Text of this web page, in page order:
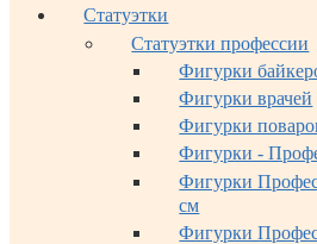
Статуэтки
Статуэтки профессии
Фигурки
Фигурки врачей
Фигурки
Фигурки -
Фигурки
см
Фигурки